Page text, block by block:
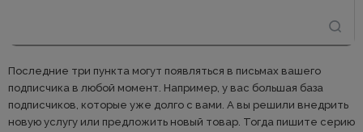
Последние три пункта могут появляться в письмах вашего
подписчика в любой момент. Например, у вас большая база
подписчиков, которые уже долго с вами. А вы решили внедрить
новую услугу или предложить новый товар. Тогда пишите серию